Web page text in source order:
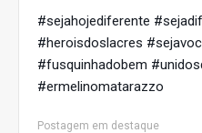
#sejahojediferente
#heroisdoslacres
#fusquinhadobem
#ermelinomatarazzo
Postagem em destaque